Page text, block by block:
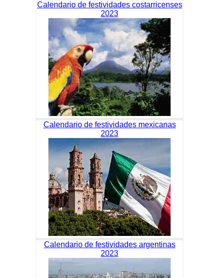
Calendario de festividades costarricenses
2023
Calendario de festividades mexicanas
2023
Calendario de festividades argentinas
2023